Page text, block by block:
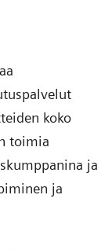
koko
toimia
ja
ja